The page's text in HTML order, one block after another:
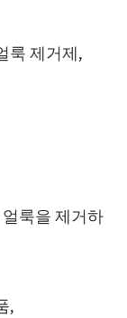
룩 제거제,
룩을 제거하
,